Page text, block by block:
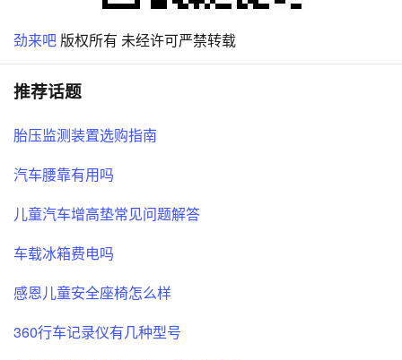
劲来吧 版权所有 未经许可严禁转载
推荐话题
胎压监测装置选购指南
汽车腰靠有用吗
儿童汽车增高垫常见问题解答
车载冰箱费电吗
感恩儿童安全座椅怎么样
360行车记录仪有几种型号